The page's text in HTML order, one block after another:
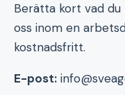
Berätta kort vad
oss inom en
kostnadsfritt.
E-post: